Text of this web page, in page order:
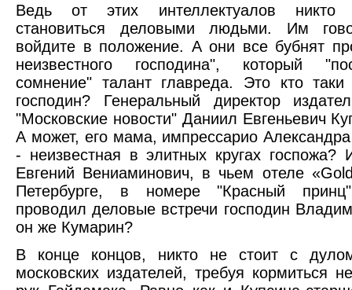
Ведь от этих интеллектуалов никто
становиться деловыми людьми. Им
войдите в положение. А они все бубнят
неизвестного господина", который
сомнение" талант главреда. Это кто таки
господин? Генеральный директор
"Московские новости" Даниил Евгеньевич
А может, его мама, импрессарио
- неизвестная в элитных кругах госпожа?
Евгений Вениаминович, в чьем отеле
Петербурге, в номере "Красный
проводил деловые встречи господин
он же Кумарин?
В конце концов, никто не стоит с
московских издателей, требуя кормиться